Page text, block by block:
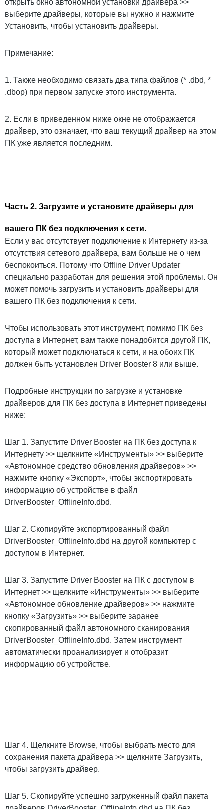
открыть окно автономной установки драйвера >>
выберите драйверы, которые вы нужно и нажмите
Установить, чтобы установить драйверы.
Примечание:
1. Также необходимо связать два типа файлов (* .dbd, *
.dbop) при первом запуске этого инструмента.
2. Если в приведенном ниже окне не отображается
драйвер, это означает, что ваш текущий драйвер на этом
ПК уже является последним.
Часть 2. Загрузите и установите драйверы для
вашего ПК без подключения к сети.
Если у вас отсутствует подключение к Интернету из-за
отсутствия сетевого драйвера, вам больше не о чем
беспокоиться. Потому что Offline Driver Updater
специально разработан для решения этой проблемы. Он
может помочь загрузить и установить драйверы для
вашего ПК без подключения к сети.
Чтобы использовать этот инструмент, помимо ПК без
доступа в Интернет, вам также понадобится другой ПК,
который может подключаться к сети, и на обоих ПК
должен быть установлен Driver Booster 8 или выше.
Подробные инструкции по загрузке и установке
драйверов для ПК без доступа в Интернет приведены
ниже:
Шаг 1. Запустите Driver Booster на ПК без доступа к
Интернету >> щелкните «Инструменты» >> выберите
«Автономное средство обновления драйверов» >>
нажмите кнопку «Экспорт», чтобы экспортировать
информацию об устройстве в файл
DriverBooster_OfflineInfo.dbd.
Шаг 2. Скопируйте экспортированный файл
DriverBooster_OfflineInfo.dbd на другой компьютер с
доступом в Интернет.
Шаг 3. Запустите Driver Booster на ПК с доступом в
Интернет >> щелкните «Инструменты» >> выберите
«Автономное обновление драйверов» >> нажмите
кнопку «Загрузить» >> выберите заранее
скопированный файл автономного сканирования
DriverBooster_OfflineInfo.dbd. Затем инструмент
автоматически проанализирует и отобразит
информацию об устройстве.
Шаг 4. Щелкните Browse, чтобы выбрать место для
сохранения пакета драйвера >> щелкните Загрузить,
чтобы загрузить драйвер.
Шаг 5. Скопируйте успешно загруженный файл пакета